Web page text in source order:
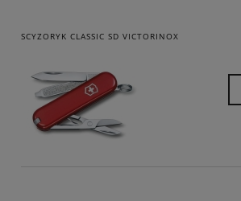
SCYZORYK CLASSIC SD VICTORINOX